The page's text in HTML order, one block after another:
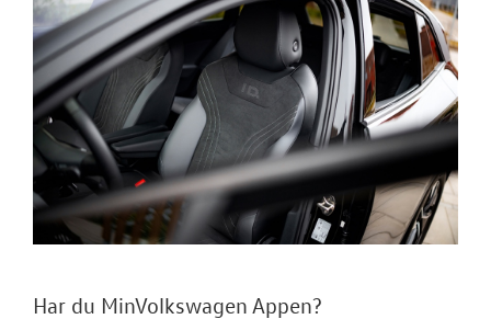
Har du MinVolkswagen Appen?